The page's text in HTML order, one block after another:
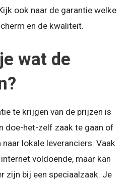
ook naar de garantie welke
en de kwaliteit.
wat de
te krijgen van de prijzen is
doe-het-zelf zaak te gaan of
lokale leveranciers. Vaak
voldoende, maar kan
zijn bij een speciaalzaak. Je